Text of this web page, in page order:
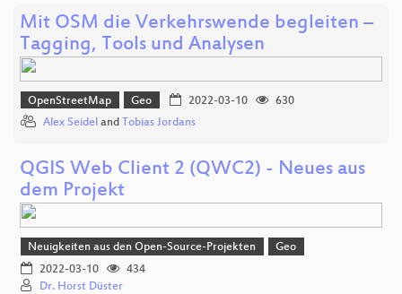
Mit OSM die Verkehrswende begleiten –
Tagging, Tools und Analysen
OpenStreetMap Geo 2022-03-10
630
Alex Seidel and Tobias Jordans
QGIS Web Client 2 (QWC2) - Neues aus
dem Projekt
Neuigkeiten aus den Open-Source-Projekten
Geo
2022-03-10
434
Dr. Horst Düster